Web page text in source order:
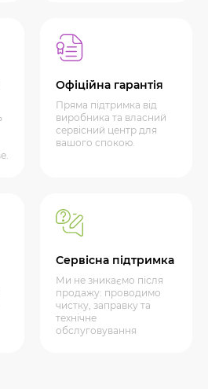
Офіційна гарантія
Пряма підтримка від
виробника та власний
сервісний центр для
вашого спокою.
Сервісна підтримка
Ми не зникаємо після
продажу: проводимо
чистку, заправку та
технічне
обслуговування